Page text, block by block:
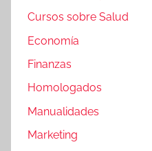
Cursos sobre Salud
Economía
Finanzas
Homologados
Manualidades
Marketing